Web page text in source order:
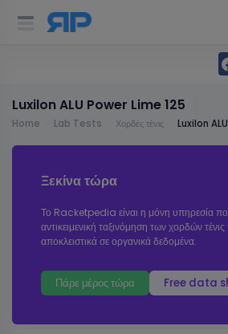
Luxilon ALU Power Lime 125
Home Lab Tests Χορδές τένις Luxilon
Ξεκίνα τώρα
Το Racketpedia είναι η μόνη υπηρεσία
αντικειμενική ταξινόμηση των χορδών
αποκλειστικά σε οργανικά δεδομένα.
Πάρε μέρος τώρα Free data